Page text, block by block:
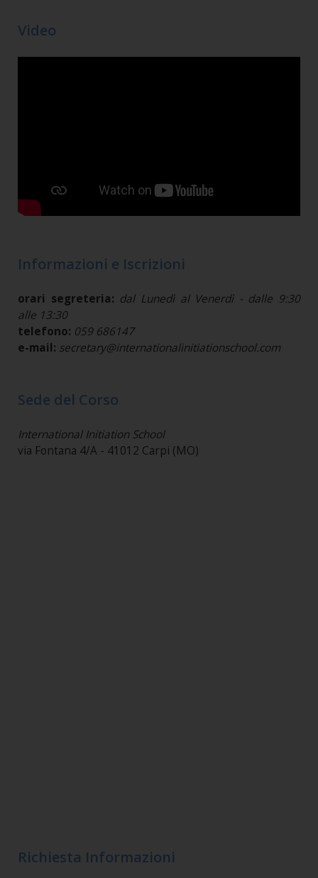
Video
Informazioni e Iscrizioni
orari segreteria: dal Lunedì al Venerdì - dalle 9:30
alle 13:30
telefono: 059 686147
e-mail: secretary@internationalinitiationschool.com
Sede del Corso
International Initiation School
via Fontana 4/A - 41012 Carpi (MO)
Richiesta Informazioni